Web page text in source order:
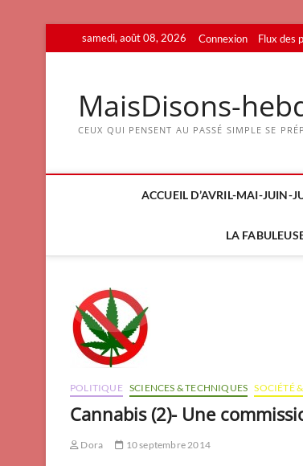
to
samedi, août 08, 2026 Connexion Flux des
MaisDisons-
CEUX QUI PENSENT AU PASSÉ SIMPLE SE
ACCUEIL D’AVRIL-MAI-JUIN-
LA
POLITIQUE SCIENCES & TECHNIQUES SOCIÉTÉ
Cannabis (2)- Une
Dora 10 septembre 2014